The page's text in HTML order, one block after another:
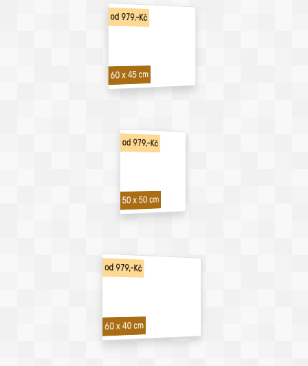
od 979,-Kč
60 x 45 cm
od 979,-Kč
50 x 50 cm
od 979,-Kč
60 x 40 cm